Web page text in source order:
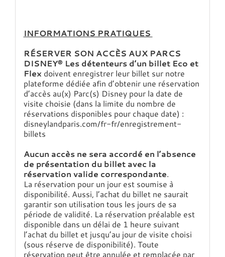
INFORMATIONS PRATIQUES
RÉSERVER SON ACCÈS AUX PARCS
DISNEY® Les détenteurs d’un billet Eco et
Flex doivent enregistrer leur billet sur notre
plateforme dédiée afin d’obtenir une réservation
d’accès au(x) Parc(s) Disney pour la date de
visite choisie (dans la limite du nombre de
réservations disponibles pour chaque date) :
disneylandparis.com/fr-fr/enregistrement-
billets
Aucun accès ne sera accordé en l’absence
de présentation du billet avec la
réservation valide correspondante.
La réservation pour un jour est soumise à
disponibilité. Aussi, l’achat du billet ne saurait
garantir son utilisation tous les jours de sa
période de validité. La réservation préalable est
disponible dans un délai de 1 heure suivant
l’achat du billet et jusqu’au jour de visite choisi
(sous réserve de disponibilité). Toute
réservation peut être annulée et remplacée par